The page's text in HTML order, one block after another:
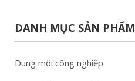
DANH MỤC SẢN PHẨM
Dung môi công nghiệp